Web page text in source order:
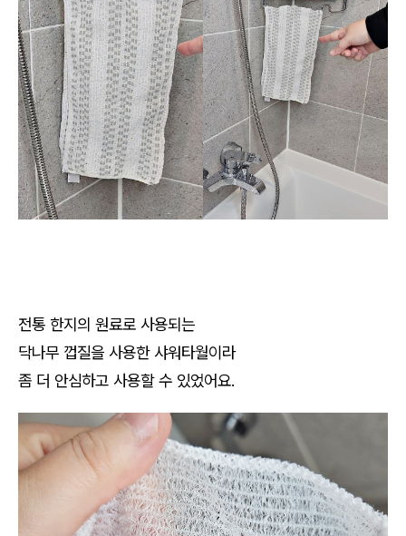
전통 한지의 원료로 사용되는
닥나무 껍질을 사용한 샤워타월이라
좀 더 안심하고 사용할 수 있었어요.